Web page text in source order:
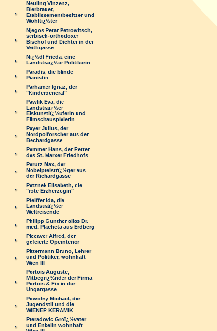
Neuling Vinzenz,
Bierbrauer,
Etablissementbesitzer und
Wohltï¿½ter
Njegos Petar Petrowitsch,
serbisch-orthodoxer
Bischof und Dichter in der
Veithgasse
Nï¿½dl Frieda, eine
Landstraï¿½er Politikerin
Paradis, die blinde
Pianistin
Parhamer Ignaz, der
"Kindergeneral"
Pawlik Eva, die
Landstraï¿½er
Eiskunstlï¿½uferin und
Filmschauspielerin
Payer Julius, der
Nordpolforscher aus der
Bechardgasse
Pemmer Hans, der Retter
des St. Marxer Friedhofs
Perutz Max, der
Nobelpreistrï¿½ger aus
der Richardgasse
Petznek Elisabeth, die
"rote Erzherzogin"
Pfeiffer Ida, die
Landstraï¿½er
Weltreisende
Philipp Gunther alias Dr.
med. Placheta aus Erdberg
Piccaver Alfred, der
gefeierte Operntenor
Pittermann Bruno, Lehrer
und Politiker, wohnhaft
Wien III
Portois Auguste,
Mitbegrï¿½nder der Firma
Portois & Fix in der
Ungargasse
Powolny Michael, der
Jugendstil und die
WIENER KERAMIK
Preradovic Groï¿½vater
und Enkelin wohnhaft